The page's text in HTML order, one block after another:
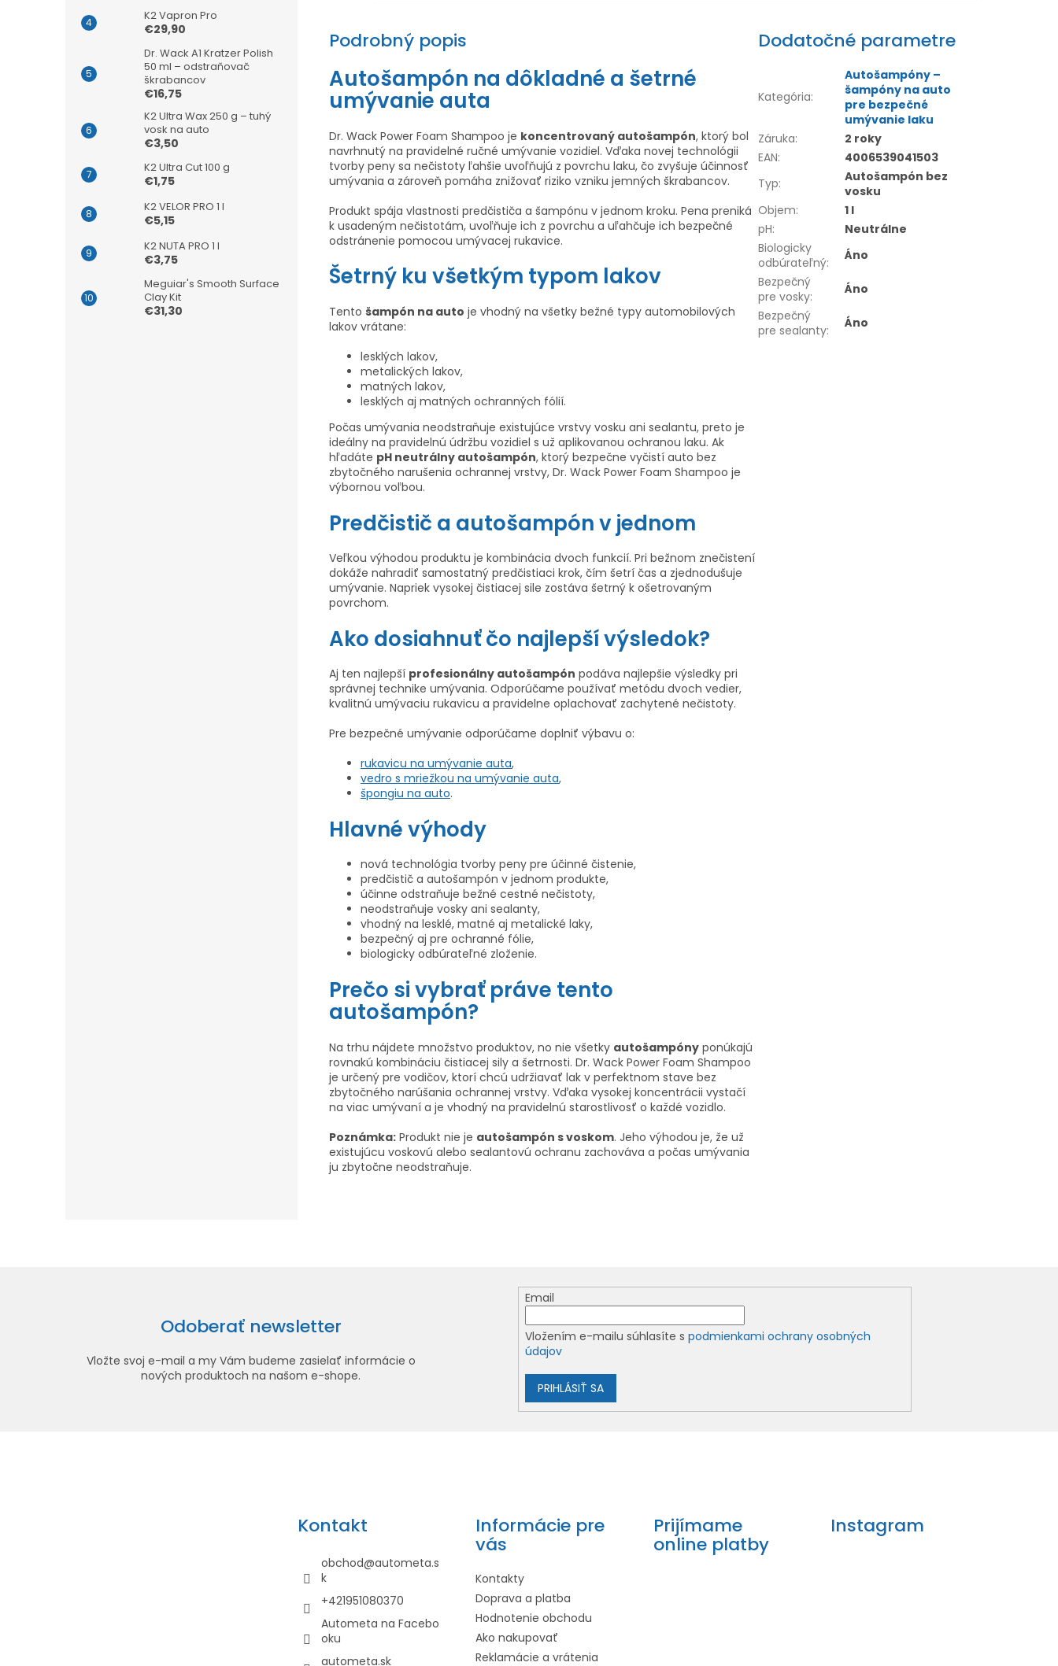
K2 Vapron Pro
€29,90
Dr. Wack A1 Kratzer Polish
50 ml – odstraňovač
škrabancov
€16,75
K2 Ultra Wax 250 g – tuhý
vosk na auto
€3,50
K2 Ultra Cut 100 g
€1,75
K2 VELOR PRO 1 l
€5,15
K2 NUTA PRO 1 l
€3,75
Meguiar's Smooth Surface
Clay Kit
€31,30
Podrobný popis
Autošampón na dôkladné a šetrné
umývanie auta
Dr. Wack Power Foam Shampoo je koncentrovaný autošampón, ktorý bol
navrhnutý na pravidelné ručné umývanie vozidiel. Vďaka novej technológii
tvorby peny sa nečistoty ľahšie uvoľňujú z povrchu laku, čo zvyšuje účinnosť
umývania a zároveň pomáha znižovať riziko vzniku jemných škrabancov.
Produkt spája vlastnosti predčističa a šampónu v jednom kroku. Pena preniká
k usadeným nečistotám, uvoľňuje ich z povrchu a uľahčuje ich bezpečné
odstránenie pomocou umývacej rukavice.
Šetrný ku všetkým typom lakov
Tento šampón na auto je vhodný na všetky bežné typy automobilových
lakov vrátane:
lesklých lakov,
metalických lakov,
matných lakov,
lesklých aj matných ochranných fólií.
Počas umývania neodstraňuje existujúce vrstvy vosku ani sealantu, preto je
ideálny na pravidelnú údržbu vozidiel s už aplikovanou ochranou laku. Ak
hľadáte pH neutrálny autošampón, ktorý bezpečne vyčistí auto bez
zbytočného narušenia ochrannej vrstvy, Dr. Wack Power Foam Shampoo je
výbornou voľbou.
Predčistič a autošampón v jednom
Veľkou výhodou produktu je kombinácia dvoch funkcií. Pri bežnom znečistení
dokáže nahradiť samostatný predčistiaci krok, čím šetrí čas a zjednodušuje
umývanie. Napriek vysokej čistiacej sile zostáva šetrný k ošetrovaným
povrchom.
Ako dosiahnuť čo najlepší výsledok?
Aj ten najlepší profesionálny autošampón podáva najlepšie výsledky pri
správnej technike umývania. Odporúčame používať metódu dvoch vedier,
kvalitnú umývaciu rukavicu a pravidelne oplachovať zachytené nečistoty.
Pre bezpečné umývanie odporúčame doplniť výbavu o:
rukavicu na umývanie auta,
vedro s mriežkou na umývanie auta,
špongiu na auto.
Hlavné výhody
nová technológia tvorby peny pre účinné čistenie,
predčistič a autošampón v jednom produkte,
účinne odstraňuje bežné cestné nečistoty,
neodstraňuje vosky ani sealanty,
vhodný na lesklé, matné aj metalické laky,
bezpečný aj pre ochranné fólie,
biologicky odbúrateľné zloženie.
Prečo si vybrať práve tento
autošampón?
Na trhu nájdete množstvo produktov, no nie všetky autošampóny ponúkajú
rovnakú kombináciu čistiacej sily a šetrnosti. Dr. Wack Power Foam Shampoo
je určený pre vodičov, ktorí chcú udržiavať lak v perfektnom stave bez
zbytočného narúšania ochrannej vrstvy. Vďaka vysokej koncentrácii vystačí
na viac umývaní a je vhodný na pravidelnú starostlivosť o každé vozidlo.
Poznámka: Produkt nie je autošampón s voskom. Jeho výhodou je, že už
existujúcu voskovú alebo sealantovú ochranu zachováva a počas umývania
ju zbytočne neodstraňuje.
Dodatočné parametre
Kategória:
Autošampóny –
šampóny na auto
pre bezpečné
umývanie laku
Záruka:
2 roky
EAN:
4006539041503
Typ:
Autošampón bez
vosku
Objem:
1 l
pH:
Neutrálne
Biologicky
odbúrateľný:
Áno
Bezpečný
pre vosky:
Áno
Bezpečný
pre sealanty: Áno
Odoberať newsletter
Vložte svoj e-mail a my Vám budeme zasielať informácie o
nových produktoch na našom e-shope.
Email
Vložením e-mailu súhlasíte spodmienkami ochrany osobných
údajov
PRIHLÁSIŤ SA
Kontakt
obchod@autometa.s
k
+421951080370
Autometa na Facebo
oku
autometa.sk
Informácie pre
vás
Kontakty
Doprava a platba
Hodnotenie obchodu
Ako nakupovať
Reklamácie a vrátenia
Prijímame
online platby
Instagram